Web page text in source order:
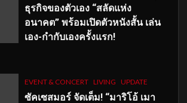
ธุรกิจของตัวเอง “สลัดแห่ง
อนาคต” พร้อมเปิดตัวหนังสั้น เล่น
เอง-กำกับเองครั้งแรก!
EVENT & CONCERT LIVING UPDATE
ซัคเซสมอร์ จัดเต็ม! “มาริโอ้ เมา